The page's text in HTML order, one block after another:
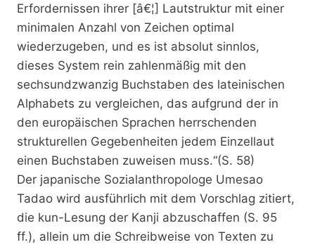
Erfordernissen ihrer [â€¦] Lautstruktur mit einer
minimalen Anzahl von Zeichen optimal
wiederzugeben, und es ist absolut sinnlos,
dieses System rein zahlenmäßig mit den
sechsundzwanzig Buchstaben des lateinischen
Alphabets zu vergleichen, das aufgrund der in
den europäischen Sprachen herrschenden
strukturellen Gegebenheiten jedem Einzellaut
einen Buchstaben zuweisen muss.“(S. 58)
Der japanische Sozialanthropologe Umesao
Tadao wird ausführlich mit dem Vorschlag zitiert,
die kun-Lesung der Kanji abzuschaffen (S. 95
ff.), allein um die Schreibweise von Texten zu